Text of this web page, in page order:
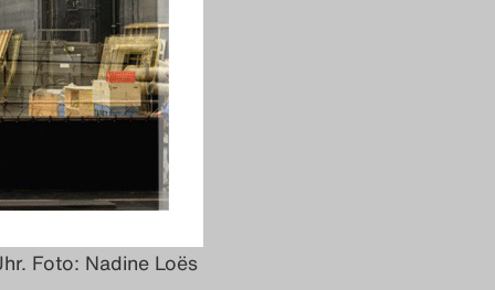
Foto: Nadine Loës